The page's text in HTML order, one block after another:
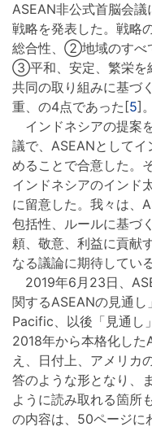
ASEAN非公式首脳会議
戦略を発表した。戦略
総合性、②地域のすべ
③平和、安定、繁栄を
共同の取り組みに基
重、の4点であった[5]。
インドネシアの提案
議で、ASEANとして
めることで合意した。
インドネシアのインド
に留意した。我々は、
包括性、ルールに基づ
頼、敬意、利益に貢献
なる議論に期待してい
2019年6月23日、
関するASEANの見通
Pacific、以後「見通し
2018年から本格化した
え、日付上、アメリカ
答のような形となり、
ように読み取れる箇所
の内容は、50ページに